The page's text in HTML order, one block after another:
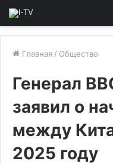
Главная / Общество
Генерал
заявил о
между
2025 году